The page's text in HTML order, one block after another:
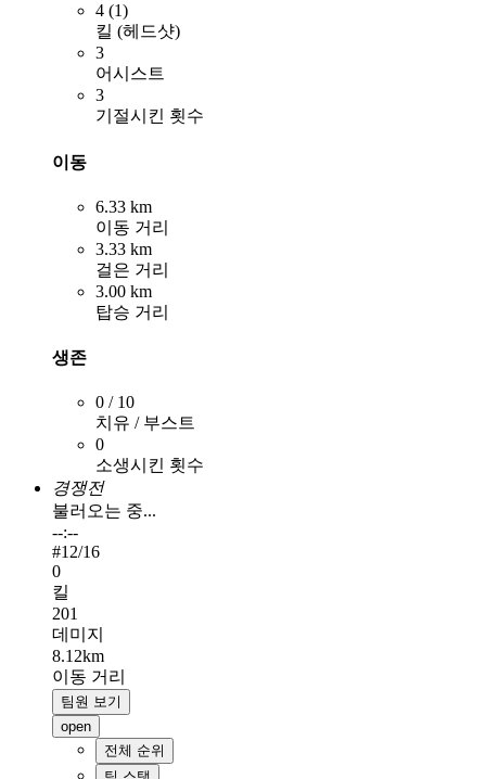
4 (1)
킬 (헤드샷)
3
어시스트
3
기절시킨 횟수
이동
6.33 km
이동 거리
3.33 km
걸은 거리
3.00 km
탑승 거리
생존
0 / 10
치유 / 부스트
0
소생시킨 횟수
경쟁전
불러오는 중...
--:--
#12/16
0
킬
201
데미지
8.12km
이동 거리
팀원 보기
open
전체 순위